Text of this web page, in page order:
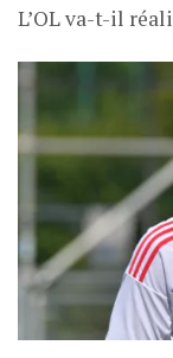
L’OL va-t-il